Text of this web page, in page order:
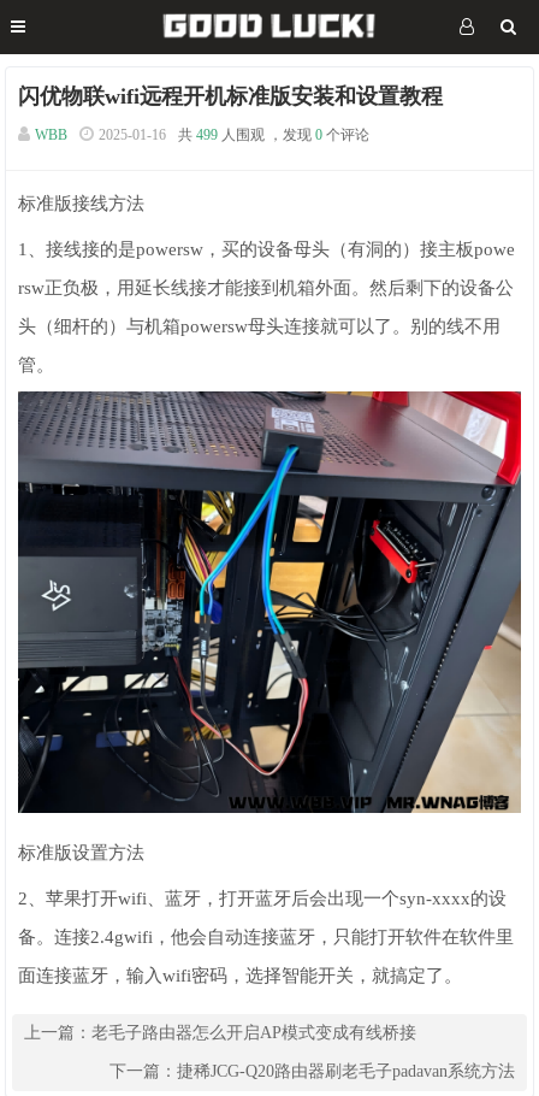
闪优物联wifi远程开机标准版安装和设置教程
WBB 2025-01-16 共 499 人围观 ，发现 0 个评论
标准版接线方法
1、接线接的是powersw，买的设备母头（有洞的）接主板powe
rsw正负极，用延长线接才能接到机箱外面。然后剩下的设备公
头 （细杆的）与机箱powersw母头连接就可以了。别的线不用
管。
标准版设置方法
2、苹果打开wifi、蓝牙，打开蓝牙后会出现一个syn-xxxx的设
备。连接2.4gwifi，他会自动连接蓝牙，只能打开软件在软件里
面连接蓝牙，输入wifi密码，选择智能开关，就搞定了。
上一篇：老毛子路由器怎么开启AP模式变成有线桥接
下一篇： 捷稀JCG-Q20路由器刷老毛子padavan系统方法